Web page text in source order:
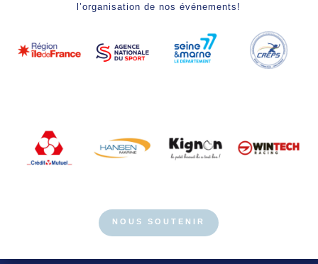
l’organisation de nos événements!
NOUS SOUTENIR